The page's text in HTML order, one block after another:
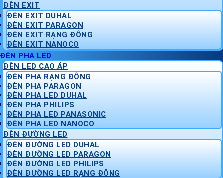
ĐÈN EXIT
ĐÈN EXIT DUHAL
ĐÈN EXIT PARAGON
ĐÈN EXIT RẠNG ĐÔNG
ĐÈN EXIT NANOCO
ĐÈN PHA LED
ĐÈN LED CAO ÁP
ĐÈN PHA RẠNG ĐÔNG
ĐÈN PHA PARAGON
ĐÈN PHA LED DUHAL
ĐÈN PHA PHILIPS
ĐÈN PHA LED PANASONIC
ĐÈN PHA LED NANOCO
ĐÈN ĐƯỜNG LED
ĐÈN ĐƯỜNG LED DUHAL
ĐÈN ĐƯỜNG LED PARAGON
ĐÈN ĐƯỜNG LED PHILIPS
ĐÈN ĐƯỜNG LED RẠNG ĐÔNG